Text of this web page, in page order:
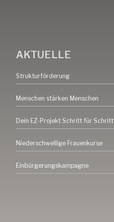
AKTUELLE
Strukturförderung
Menschen stärken Menschen
Dein EZ-Projekt Schritt für Schritt
Niederschwellige Frauenkurse
Einbürgerungskampagne